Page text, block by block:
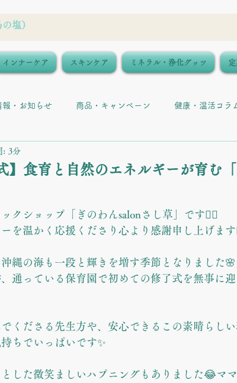
インナーケア スキンケア ミネラル・浄化グッツ
報・お知らせ 商品・キャンペーン 健康・温活コラ
】食育と自然のエネルギーが育む
: 3分
います。
クショップ「ぎのわんsalonさし草」です🙇‍♀️
を温かく応援くださり心より感謝申し上げます
縄の海も一段と輝きを増す季節となりました
通っている保育園で初めての修了式を無事に
くださる先生方や、安心できるこの素晴らし
ちでいっぱいです✨
した微笑ましいハプニングもありました😂マ